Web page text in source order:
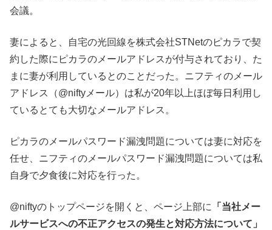
会議。
妻によると、自宅の光回線を株式会社STNetのピカラで契
約した際にピカラのメールアドレスが付与されており、た
まに妻が利用しているとのことだった。ニフティのメール
アドレス（@niftyメール）は私が20年以上ほぼ毎日利用し
ているとても大切なメールアドレス。
ピカラのメールパスワード漏洩問題については妻に対応を
任せ、ニフティのメールパスワード漏洩問題については私
自身で夕食後に対応を行った。
@niftyのトップページを開くと、ページ上部に
「当社メー
ルサービスへの不正アクセスの発生と対応方法について」